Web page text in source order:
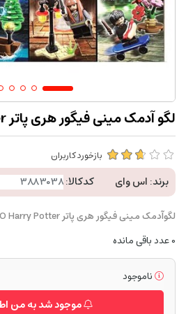
لگو آدمک مینی فیگور هری پاتر LEGO Harry Potter
بازخورد کاربران
برند: اس وای کدکالا:
لگوآدمک مینی فیگور هری پاتر LEGO Harry Potter پک 8 عددی
0عدد باقی مانده
ناموجود
موجود شد به من